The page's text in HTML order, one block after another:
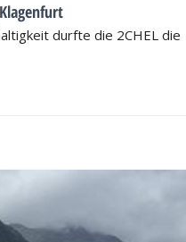
durfte die 2CHEL die